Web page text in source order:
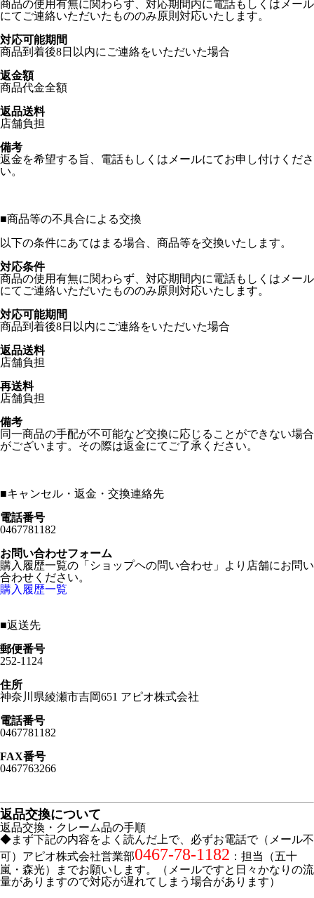
商品の使用有無に関わらず、対応期間内に電話もしくはメール
にてご連絡いただいたもののみ原則対応いたします。
対応可能期間
商品到着後8日以内にご連絡をいただいた場合
返金額
商品代金全額
返品送料
店舗負担
備考
返金を希望する旨、電話もしくはメールにてお申し付けくださ
い。
■商品等の不具合による交換
以下の条件にあてはまる場合、商品等を交換いたします。
対応条件
商品の使用有無に関わらず、対応期間内に電話もしくはメール
にてご連絡いただいたもののみ原則対応いたします。
対応可能期間
商品到着後8日以内にご連絡をいただいた場合
返品送料
店舗負担
再送料
店舗負担
備考
同一商品の手配が不可能など交換に応じることができない場合
がございます。その際は返金にてご了承ください。
■キャンセル・返金・交換連絡先
電話番号
0467781182
お問い合わせフォーム
購入履歴一覧の「ショップヘの問い合わせ」より店舗にお問い
合わせください。
購入履歴一覧
■返送先
郵便番号
252-1124
住所
神奈川県綾瀬市吉岡651 アピオ株式会社
電話番号
0467781182
FAX番号
0467763266
返品交換について
返品交換・クレーム品の手順
◆まず下記の内容をよく読んだ上で、必ずお電話で（メール不
可）アピオ株式会社営業部0467-78-1182 ：担当（五十
嵐・森光）までお願いします。（メールですと日々かなりの流
量がありますので対応が遅れてしまう場合があります）